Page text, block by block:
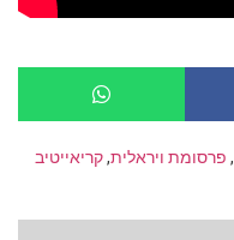
, פרסומת ויראלית,קריאייטיב